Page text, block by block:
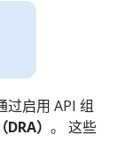
启用 API 组
） 。 这些